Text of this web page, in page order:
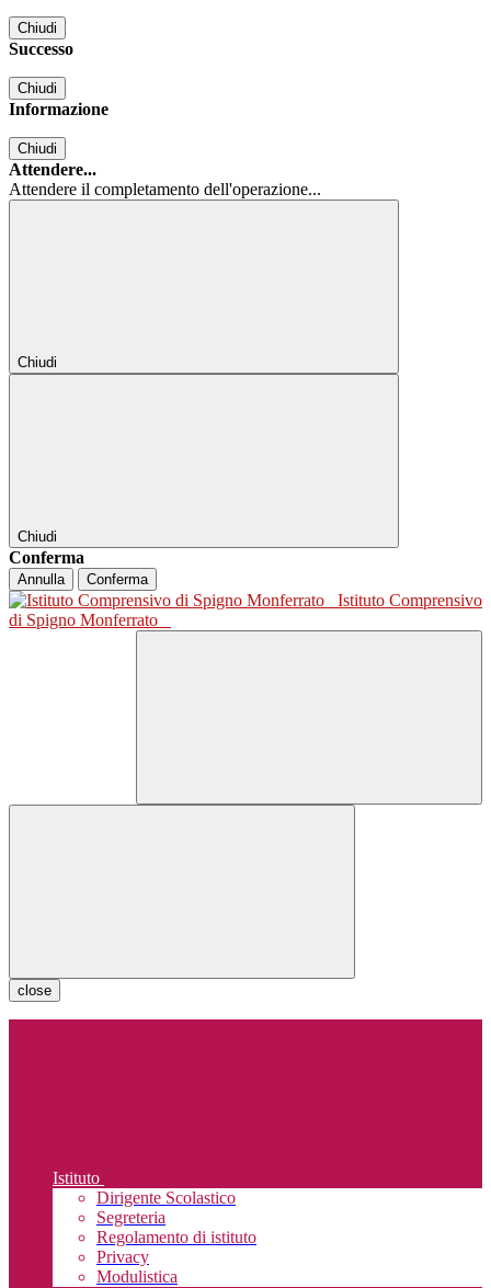
Chiudi
Successo
Chiudi
Informazione
Chiudi
Attendere...
Attendere il completamento dell'operazione...
Chiudi
Chiudi
Conferma
Annulla Conferma
Istituto Comprensivo
di Spigno Monferrato
close
Istituto
Dirigente Scolastico
Segreteria
Regolamento di istituto
Privacy
Modulistica